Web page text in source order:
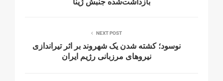
NEXT POST
نوسود؛ کشته شدن یک شهروند بر اثر تیراندازی
نیروهای مرزبانی رژیم ایران